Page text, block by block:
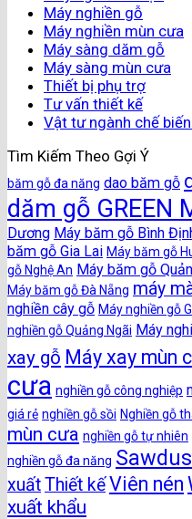
Máy nghiền gỗ
Máy nghiền mùn cưa
Máy sàng dăm gỗ
Máy sàng mùn cưa
Thiết bị phụ trợ
Tư vấn thiết kế
Vật tư ngành chế
Tìm Kiếm Theo Gợi Ý
băm gỗ đa năng dao băm gỗ
dăm gỗ GREEN
Dương Máy băm gỗ Bình
băm gỗ Gia Lai Máy băm gỗ
gỗ Nghệ An Máy băm gỗ
Máy băm gỗ Đà Nẵng máy
nghiền cây gỗ Máy nghiền gỗ
nghiền gỗ Quảng Ngãi Máy
xay gỗ Máy xay mùn
cưa nghiền gỗ công nghiệp
giá rẻ nghiền gỗ sồi Nghiền gỗ
mùn cưa nghiền gỗ tự nhiên
nghiền gỗ đa năng
xuấtThiết kếViên nén
xuất khẩu